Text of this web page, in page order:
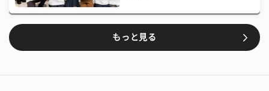
もっと見る